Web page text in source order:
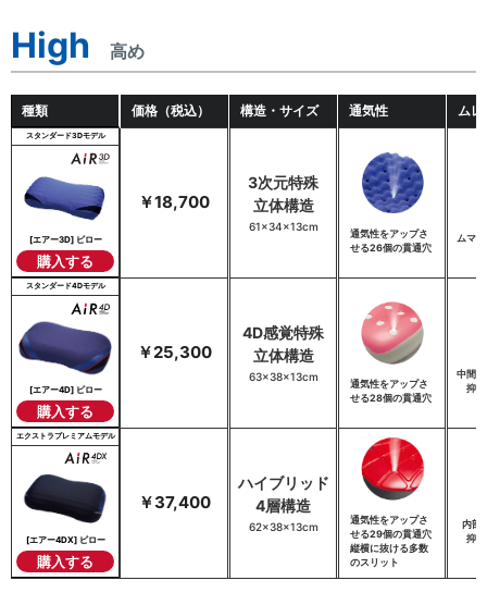
High 高め
種類 価格（税込） 構造・サイズ 通気性 ムレ
スタンダード3Dモデル
[エアー3D] ピロー
購入する
￥18,700
3次元特殊
立体構造
61×34×13cm
通気性をアップさ
せる26個の貫通穴
ムマ
スタンダード4Dモデル
[エアー4D] ピロー
購入する
￥25,300
4D感覚特殊
立体構造
63×38×13cm
通気性をアップさ
せる28個の貫通穴
中間
抑
エクストラプレミアムモデル
[エアー4DX] ピロー
購入する
￥37,400
ハイブリッド
4層構造
62×38×13cm
通気性をアップさ
せる29個の貫通穴
縦横に抜ける多数
のスリット
内部
抑